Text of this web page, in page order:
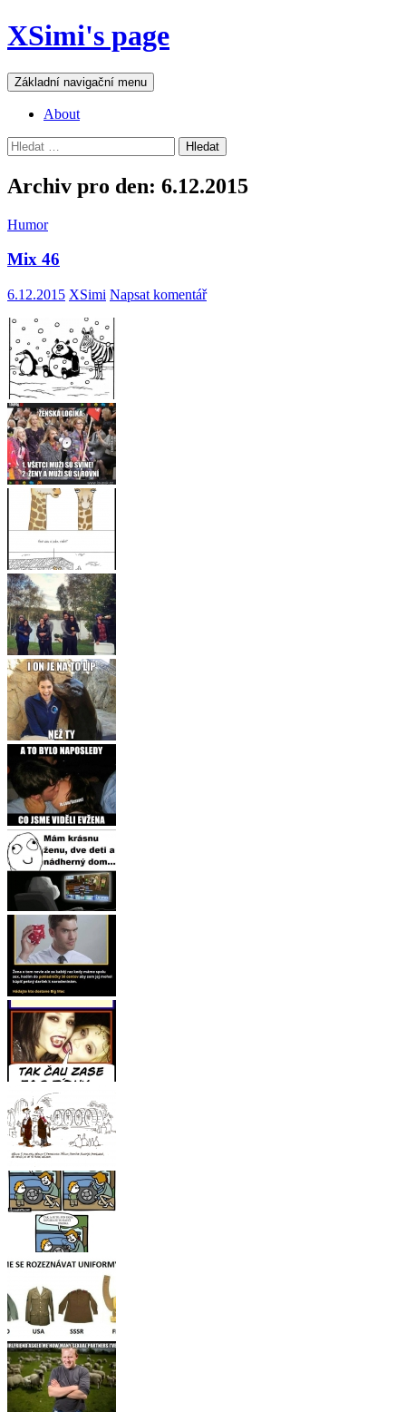
Přejít
k
webu
XSimi's page
Hledat
Základní navigační menu
About
Vyhledávání
Archiv pro den: 6.12.2015
Humor
Mix 46
6.12.2015 XSimi Napsat komentář